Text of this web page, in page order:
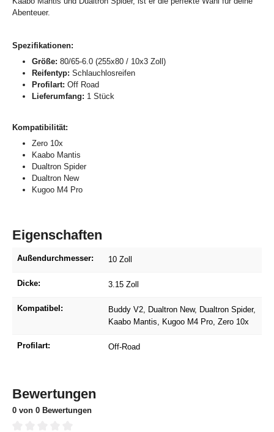
Abenteuer.
Spezifikationen:
Größe: 80/65-6.0 (255x80 / 10x3 Zoll)
Reifentyp: Schlauchlosreifen
Profilart: Off Road
Lieferumfang: 1 Stück
Kompatibilität:
Zero 10x
Kaabo Mantis
Dualtron Spider
Dualtron New
Kugoo M4 Pro
Eigenschaften
Außendurchmesser: 10 Zoll
Dicke: 3.15 Zoll
Kompatibel: Buddy V2, Dualtron New, Dualtron Spider,
Kaabo Mantis, Kugoo M4 Pro, Zero 10x
Profilart: Off-Road
Bewertungen
0 von 0 Bewertungen